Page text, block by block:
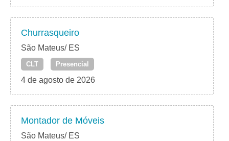
Churrasqueiro
São Mateus/ ES
CLT Presencial
4 de agosto de 2026
Montador de Móveis
São Mateus/ ES